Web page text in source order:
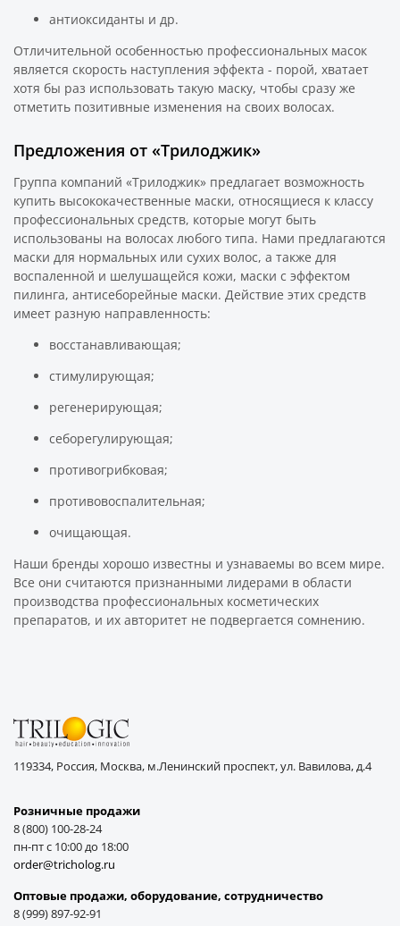
антиоксиданты и др.
Отличительной особенностью профессиональных масок
является скорость наступления эффекта - порой, хватает
хотя бы раз использовать такую маску, чтобы сразу же
отметить позитивные изменения на своих волосах.
Предложения от «Трилоджик»
Группа компаний «Трилоджик» предлагает возможность
купить высококачественные маски, относящиеся к классу
профессиональных средств, которые могут быть
использованы на волосах любого типа. Нами предлагаются
маски для нормальных или сухих волос, а также для
воспаленной и шелушащейся кожи, маски с эффектом
пилинга, антисеборейные маски. Действие этих средств
имеет разную направленность:
восстанавливающая;
стимулирующая;
регенерирующая;
себорегулирующая;
противогрибковая;
противовоспалительная;
очищающая.
Наши бренды хорошо известны и узнаваемы во всем мире.
Все они считаются признанными лидерами в области
производства профессиональных косметических
препаратов, и их авторитет не подвергается сомнению.
119334, Россия, Москва, м.Ленинский проспект, ул. Вавилова, д.4
Розничные продажи
8 (800) 100-28-24
пн-пт с 10:00 до 18:00
order@tricholog.ru
Оптовые продажи, оборудование, cотрудничество
8 (999) 897-92-91